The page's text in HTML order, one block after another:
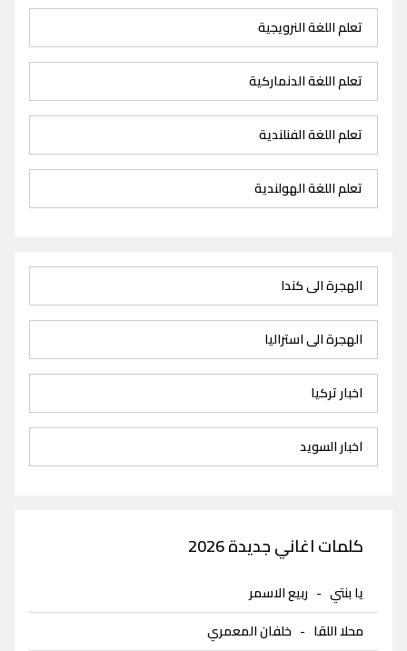
تعلم اللغة النرويجية
تعلم اللغة الدنماركية
تعلم اللغة الفنلندية
تعلم اللغة الهولندية
الهجرة الى كندا
الهجرة الى استراليا
اخبار تركيا
اخبار السويد
كلمات اغاني جديدة 2026
يا بنتي - ربيع الاسمر
محلا اللقا - خلفان المعمري